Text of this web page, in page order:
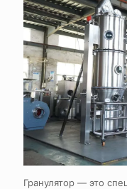
Гранулятор — это